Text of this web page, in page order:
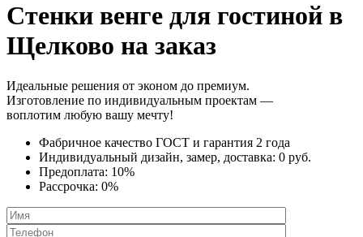
Стенки венге для гостиной в
Щелково на заказ
Идеальные решения от эконом до премиум.
Изготовление по индивидуальным проектам —
воплотим любую вашу мечту!
Фабричное качество ГОСТ и гарантия 2 года
Индивидуальный дизайн, замер, доставка: 0 руб.
Предоплата: 10%
Рассрочка: 0%